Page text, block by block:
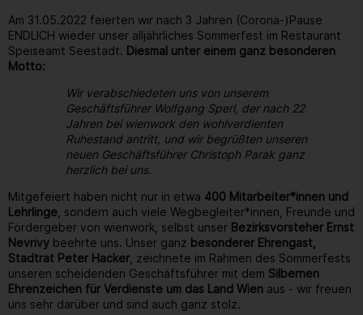
Am 31.05.2022 feierten wir nach 3 Jahren (Corona-)Pause
ENDLICH wieder unser alljährliches Sommerfest im Restaurant
Speiseamt Seestadt. Diesmal unter einem ganz besonderen
Motto:
Wir verabschiedeten uns von unserem
Geschäftsführer Wolfgang Sperl, der nach 22
Jahren bei wienwork den wohlverdienten
Ruhestand antritt, und wir begrüßten unseren
neuen Geschäftsführer Christoph Parak ganz
herzlich bei uns.
Mitgefeiert haben nicht nur in etwa 400 Mitarbeiter*innen und
Lehrlinge , sondern auch viele Wegbegleiter*innen, Freunde und
Fördergeber von wienwork, selbst unser Bezirksvorsteher Ernst
Nevrivy beehrte uns. Unser ganz besonderer Ehrengast,
Stadtrat Peter Hacker , zeichnete im Rahmen des Sommerfests
unseren scheidenden Geschäftsführer mit dem Silbernen
Ehrenzeichen für Verdienste um das Land Wien aus - wir freuen
uns sehr darüber und sind auch ganz stolz.